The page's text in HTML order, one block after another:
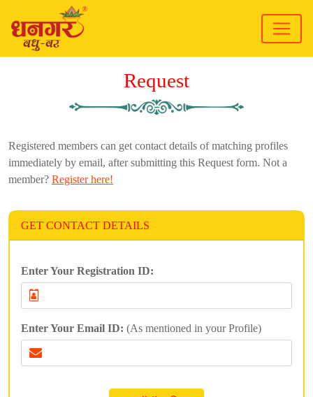
Request
Registered members can get contact details of matching profiles
immediately by email, after submitting this Request form. Not a
member? Register here!
GET CONTACT DETAILS
Enter Your Registration ID:
Enter Your Email ID: (As mentioned in your Profile)